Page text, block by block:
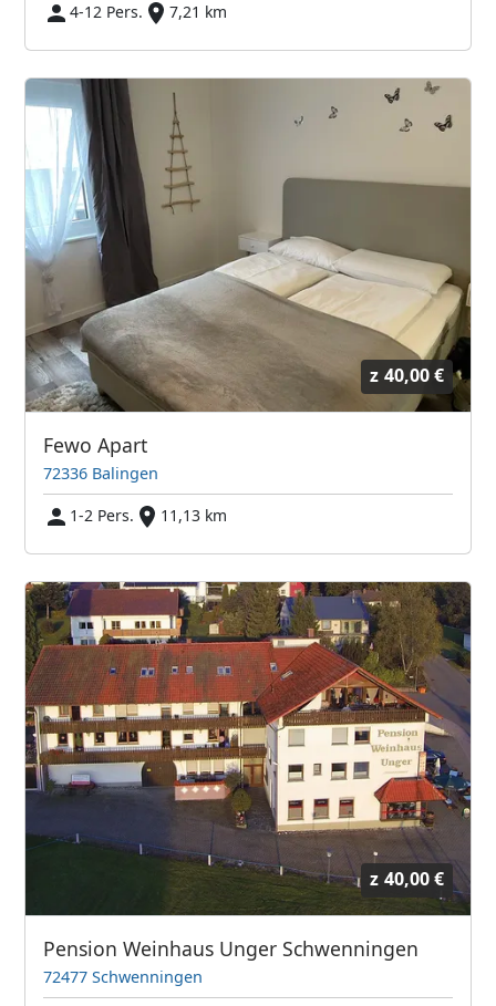
4-12 Pers.
7,21 km
z 40,00 €
Fewo Apart
72336 Balingen
1-2 Pers.
11,13 km
z 40,00 €
Pension Weinhaus Unger Schwenningen
72477 Schwenningen